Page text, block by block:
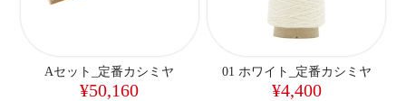
Aセット_定番カシミヤ
¥50,160
01 ホワイト_定番カシミヤ
¥4,400